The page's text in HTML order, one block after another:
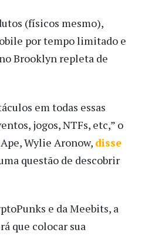
(físicos mesmo),
por tempo limitado e
Brooklyn repleta de
em todas essas
jogos, NTFs, etc,” o
Wylie Aronow, disse
uma questão de descobrir
e da Meebits, a
que colocar sua